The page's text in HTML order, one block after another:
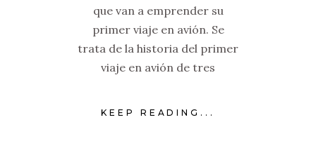
que van a emprender su
primer viaje en avión. Se
trata de la historia del primer
viaje en avión de tres
KEEP READING...